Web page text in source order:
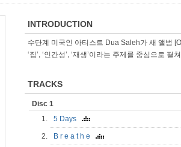
INTRODUCTION
수단계 미국인 아티스트 Dua Saleh가 새 앨범
‘집’, ‘인간성’, ‘재생’이라는 주제를 중심으로
TRACKS
Disc 1
1.
5 Days
2. B r e a t h e